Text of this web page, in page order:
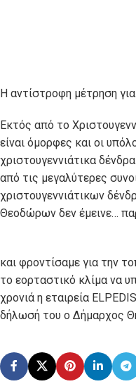
Η αντίστροφη μέτρηση
Εκτός από το
είναι όμορφες και οι
χριστουγεννιάτικα
από τις μεγαλύτερες
χριστουγεννιάτικων
Θεοδώρων δεν έμεινε…
και φροντίσαμε για την
το εορταστικό κλίμα να
χρονιά η εταιρεία
δήλωσή του ο Δήμαρχος